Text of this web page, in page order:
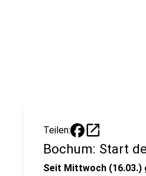
Teilen: open_in_new
Bochum: Start
Seit Mittwoch (16.03.)